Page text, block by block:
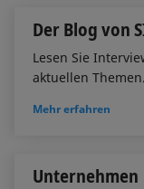
Der Blog von
Lesen Sie
aktuellen Themen.
Mehr erfahren
Unternehmen